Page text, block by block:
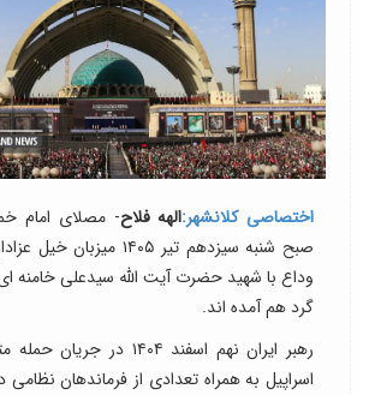
اختصاصی کلانشهر:الهه فلاح- مصلای امام
صبح شنبه سیزدهم تیر ۱۴۰۵
وداع با شهید حضرت آیت الله سیدعلی خامنه
گرد هم آمده اند.
رهبر ایران نهم اسفند ۱۴۰۴ در
اسراپیل به همراه تعدادی از فرماندهان نظامی